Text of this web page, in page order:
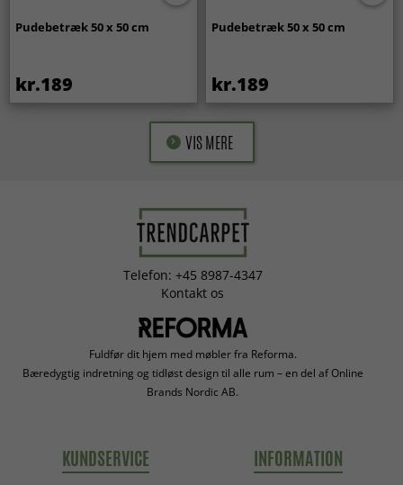
Pudebetræk 50 x 50 cm
kr.189
Pudebetræk 50 x 50 cm
kr.189
VIS MERE
Telefon: +45 8987-4347
Kontakt os
Fuldfør dit hjem med møbler fra Reforma.
Bæredygtig indretning og tidløst design til alle rum – en del af Online
Brands Nordic AB.
KUNDSERVICE INFORMATION